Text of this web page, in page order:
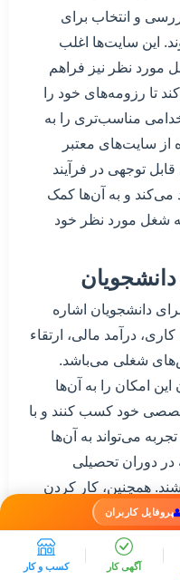
پروفایل کاربران
آگهی کار کسب و کار
و انتخاب برای
این سایت‌ها اغلب
مورد نظر نیز فراهم
تا رزومه‌های خود را
مناسب‌تری را به
از سایت‌های معتبر
توجهی در فرآیند
می‌کند و به آن‌ها کمک
شغل مورد نظر خود
دانشجویان اشاره
درآمد مالی، ارتقاء
شغلی می‌باشد.
امکان را به آن‌ها
خود کسب کنند و با
می‌تواند به آن‌ها
دوران تحصیلی
همچنین، کار کردن
ارتقاء مهارت‌های
فراهم می‌آورد.
از کار کردن برای